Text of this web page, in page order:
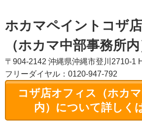
ホカマペイントコザ
（ホカマ中部事務所内
〒904-2142 沖縄県沖縄市登川2710-1
フリーダイヤル：0120-947-792
コザ店オフィス（ホカ
内）について詳しく